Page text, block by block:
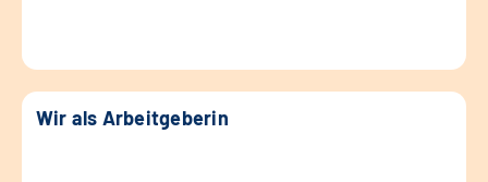
Wir als Arbeitgeberin